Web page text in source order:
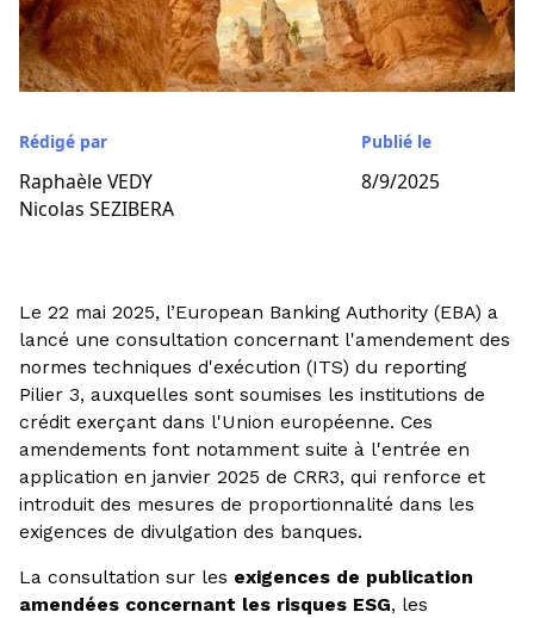
Rédigé par
Raphaèle VEDY
Nicolas SEZIBERA
Publié le
8/9/2025
Le 22 mai 2025, l’European Banking Authority (EBA) a
lancé une consultation concernant l'amendement des
normes techniques d'exécution (ITS) du reporting
Pilier 3, auxquelles sont soumises les institutions de
crédit exerçant dans l'Union européenne. Ces
amendements font notamment suite à l'entrée en
application en janvier 2025 de CRR3, qui renforce et
introduit des mesures de proportionnalité dans les
exigences de divulgation des banques.
La consultation sur les exigences de publication
amendées concernant les risques ESG, les